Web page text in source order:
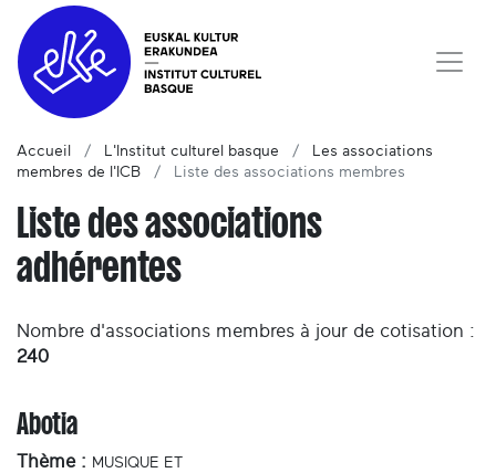
Accueil L'Institut culturel basque
Les associations
membres de l'ICB
Liste des associations membres
Liste des associations
adhérentes
Nombre d'associations membres à jour de cotisation :
240
Abotia
Thème : MUSIQUE ET